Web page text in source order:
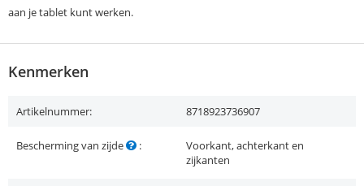
aan je tablet kunt werken.
Kenmerken
Artikelnummer: 8718923736907
Bescherming van zijde :
Voorkant, achterkant en
zijkanten